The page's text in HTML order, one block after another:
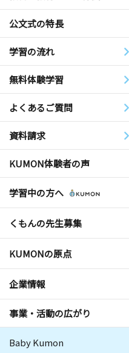
公文式の特長
学習の流れ
無料体験学習
よくあるご質問
資料請求
KUMON体験者の声
学習中の方へ
くもんの先生募集
KUMONの原点
企業情報
事業・活動の広がり
Baby Kumon